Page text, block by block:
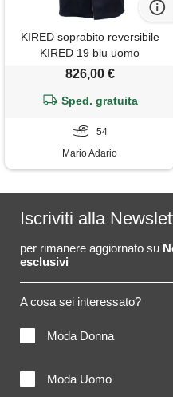
KIRED soprabito reversibile
KIRED 19 blu uomo
826,00 €
Sped. gratuita
54
Mario Adario
Iscriviti alla
per rimanere aggiornato su
esclusivi
A cosa sei interessato?
Moda Donna
Moda Uomo